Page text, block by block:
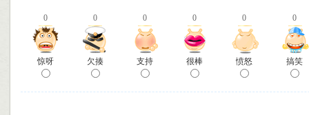
0 0 0 0 0 0
惊呀 欠揍 支持 很棒 愤怒 搞笑